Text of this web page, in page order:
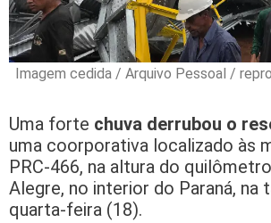
Imagem cedida / Arquivo Pessoal /
Uma forte chuva derrubou o
uma coorporativa localizado às
PRC-466, na altura do
Alegre, no interior do Paraná, na
quarta-feira (18).